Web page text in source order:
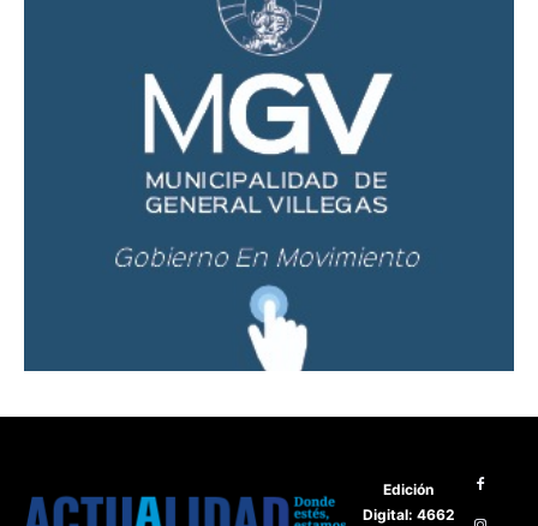
Edición
Digital: 4662